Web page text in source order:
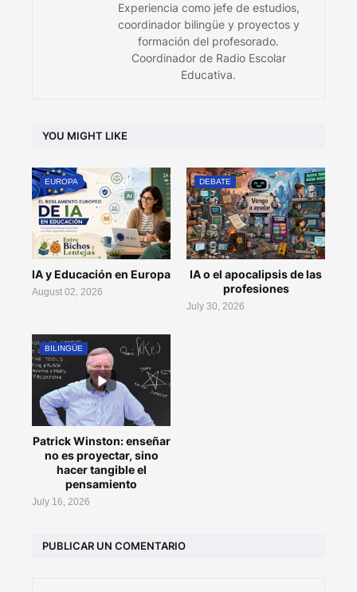
Experiencia como jefe de estudios,
coordinador bilingüe y proyectos y
formación del profesorado.
Coordinador de Radio Escolar
Educativa.
YOU MIGHT LIKE
EUROPA
IA y Educación en Europa
August 02, 2026
DEBATE
IA o el apocalipsis de las
profesiones
July 30, 2026
BILINGÜE
Patrick Winston: enseñar
no es proyectar, sino
hacer tangible el
pensamiento
July 16, 2026
PUBLICAR UN COMENTARIO